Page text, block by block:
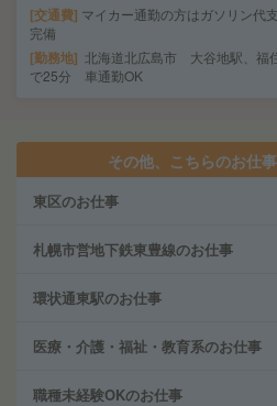
交通費 マイカー通勤の方はガソリン代
完備
勤務地
北海道北広島市 大谷地駅、福
で25分 車通勤OK
その他、こちらのお仕
東区のお仕事
札幌市営地下鉄東豊線のお仕事
環状通東駅のお仕事
医療・介護・福祉・教育系のお仕事
職種未経験OKのお仕事